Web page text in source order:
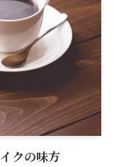
クの味方